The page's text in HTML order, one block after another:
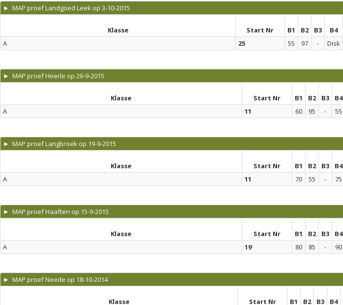
► MAP proef Landgoed Leek op 3-10-2015
Klasse Start Nr B1 B2 B3 B4
A
25 55 97 - Disk
► MAP proef Heerle op 26-9-2015
Klasse Start Nr B1 B2 B3 B4
A
11 60 95 - 55
► MAP proef Langbroek op 19-9-2015
Klasse Start Nr B1 B2 B3 B4
A
11 70 55 - 75
► MAP proef Haaften op 15-9-2015
Klasse Start Nr B1 B2 B3 B4
A
19 80 85 - 90
► MAP proef Neede op 18-10-2014
Klasse Start Nr B1 B2 B3 B4